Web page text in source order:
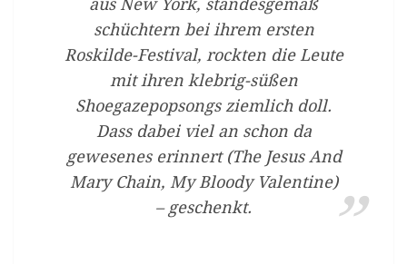
aus New York, standesgemäß
schüchtern bei ihrem ersten
Roskilde-Festival, rockten die Leute
mit ihren klebrig-süßen
Shoegazepopsongs ziemlich doll.
Dass dabei viel an schon da
gewesenes erinnert (The Jesus And
Mary Chain, My Bloody Valentine)
– geschenkt.